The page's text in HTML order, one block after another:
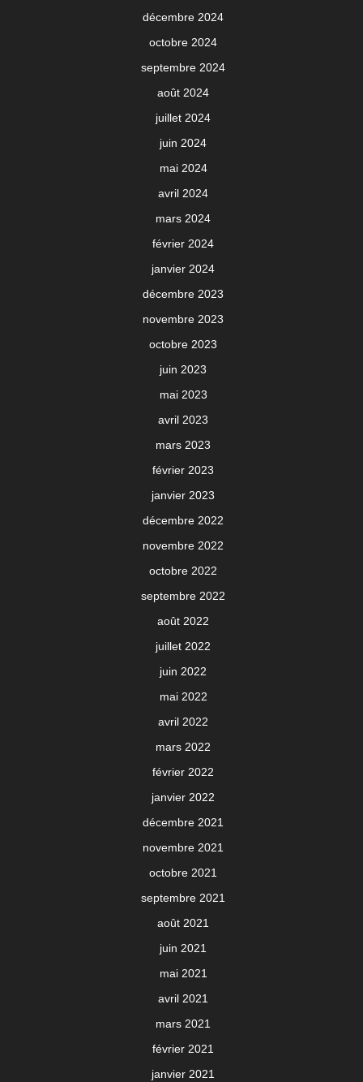
décembre 2024
octobre 2024
septembre 2024
août 2024
juillet 2024
juin 2024
mai 2024
avril 2024
mars 2024
février 2024
janvier 2024
décembre 2023
novembre 2023
octobre 2023
juin 2023
mai 2023
avril 2023
mars 2023
février 2023
janvier 2023
décembre 2022
novembre 2022
octobre 2022
septembre 2022
août 2022
juillet 2022
juin 2022
mai 2022
avril 2022
mars 2022
février 2022
janvier 2022
décembre 2021
novembre 2021
octobre 2021
septembre 2021
août 2021
juin 2021
mai 2021
avril 2021
mars 2021
février 2021
janvier 2021